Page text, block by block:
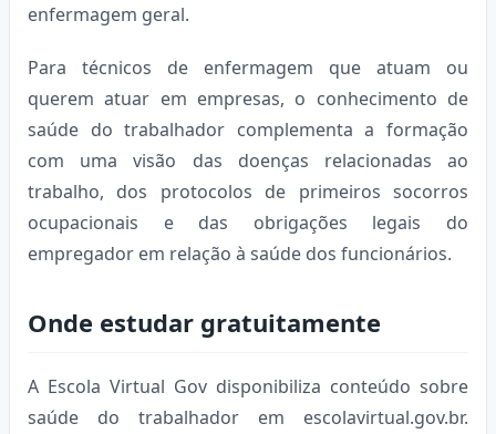
enfermagem geral.
Para técnicos de enfermagem que atuam ou
querem atuar em empresas, o conhecimento de
saúde do trabalhador complementa a formação
com uma visão das doenças relacionadas ao
trabalho, dos protocolos de primeiros socorros
ocupacionais e das obrigações legais do
empregador em relação à saúde dos funcionários.
Onde estudar gratuitamente
A Escola Virtual Gov disponibiliza conteúdo sobre
saúde do trabalhador em escolavirtual.gov.br.